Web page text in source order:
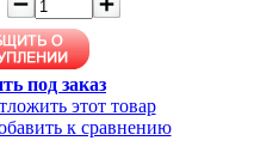
под заказ
этот товар
к сравнению